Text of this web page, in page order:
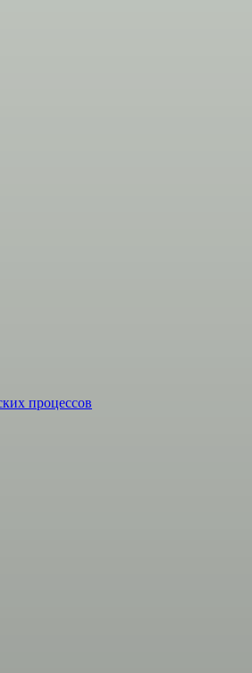
процессов